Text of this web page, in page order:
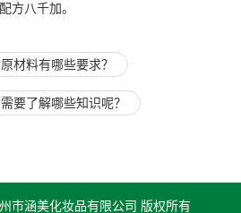
方八千加。
材料有哪些要求？
要了解哪些知识呢？
市涵美化妆品有限公司 版权所有